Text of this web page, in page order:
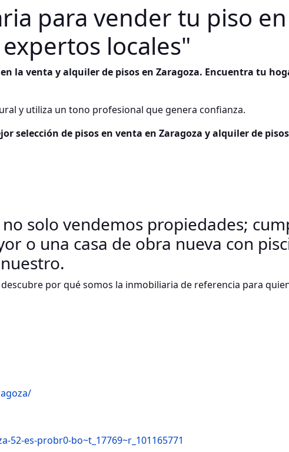
para vender tu piso en
locales"
la venta y alquiler de pisos en Zaragoza. Encuentra tu
y utiliza un tono profesional que genera confianza.
selección de pisos en venta en Zaragoza y alquiler de
no solo vendemos propiedades;
o una casa de obra nueva con
por qué somos la inmobiliaria de referencia para
es-probr0-bo~t_17769~r_101165771